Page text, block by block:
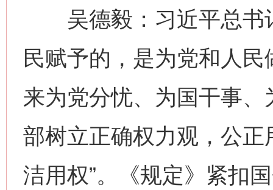
吴德毅：习近平总书
民赋予的，是为党和人
来为党分忧、为国干事、
部树立正确权力观，公
洁用权”。《规定》紧扣